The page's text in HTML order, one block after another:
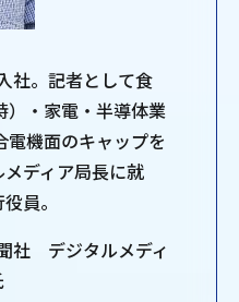
社。記者として食
）・家電・半導体業
機面のキャップを
ディア局長に就
員。
社 デジタルメディ